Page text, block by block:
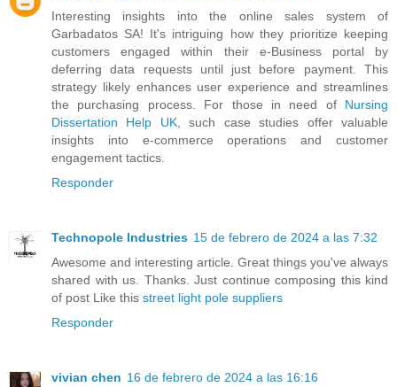
Interesting insights into the online sales system of
Garbadatos SA! It's intriguing how they prioritize keeping
customers engaged within their e-Business portal by
deferring data requests until just before payment. This
strategy likely enhances user experience and streamlines
the purchasing process. For those in need of Nursing
Dissertation Help UK, such case studies offer valuable
insights into e-commerce operations and customer
engagement tactics.
Responder
Technopole Industries 15 de febrero de 2024 a las 7:32
Awesome and interesting article. Great things you've always
shared with us. Thanks. Just continue composing this kind
of post Like this street light pole suppliers
Responder
vivian chen 16 de febrero de 2024 a las 16:16